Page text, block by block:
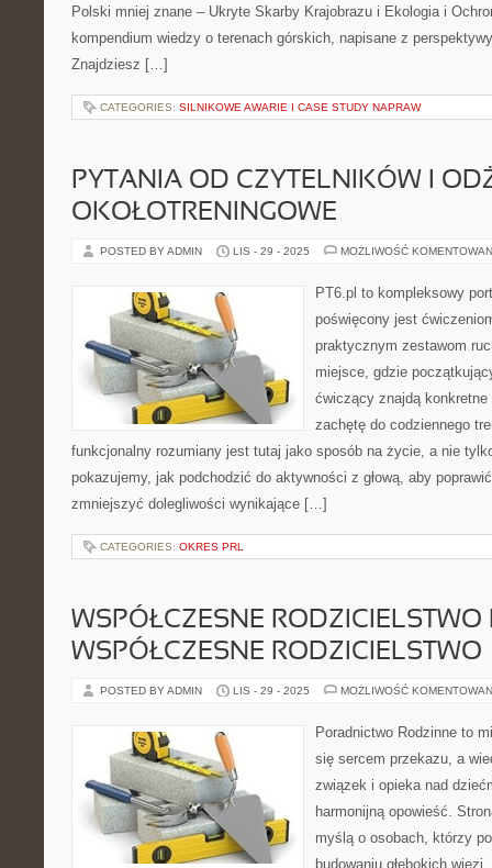
Polski mniej znane – Ukryte Skarby Krajobrazu i Ekologia i
kompendium wiedzy o terenach górskich, napisane z
Znajdziesz […]
CATEGORIES: SILNIKOWE AWARIE I CASE STUDY NAPRAW
PYTANIA OD CZYTELNIKÓW I
OKOŁOTRENINGOWE
POSTED BY ADMIN LIS - 29 - 2025 MOŻLIWOŚĆ
PT6.pl to kompleksowy
poświęcony jest
praktycznym zestawom
miejsce, gdzie
ćwiczący znajdą
zachętę do codziennego
funkcjonalny rozumiany jest tutaj jako sposób na życie, a nie
pokazujemy, jak podchodzić do aktywności z głową, aby
zmniejszyć dolegliwości wynikające […]
CATEGORIES: OKRES PRL
WSPÓŁCZESNE RODZICIELSTWO
WSPÓŁCZESNE RODZICIELSTWO
POSTED BY ADMIN LIS - 29 - 2025 MOŻLIWOŚĆ
Poradnictwo Rodzinne to
się sercem przekazu, a
związek i opieka nad
harmonijną opowieść.
myślą o osobach, którzy
budowaniu głębokich